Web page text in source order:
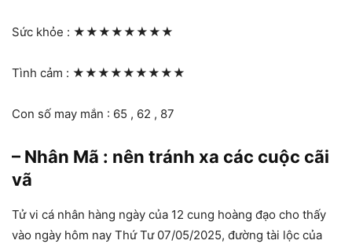
Sức khỏe : ★★★★★★★★
Tình cảm : ★★★★★★★★★
Con số may mắn : 65 , 62 , 87
– Nhân Mã : nên tránh xa các cuộc cãi
vã
Tử vi cá nhân hàng ngày của 12 cung hoàng đạo cho thấy
vào ngày hôm nay Thứ Tư 07/05/2025, đường tài lộc của